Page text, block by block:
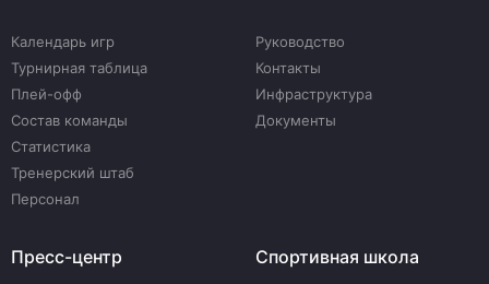
Календарь игр
Турнирная таблица
Плей-офф
Состав команды
Статистика
Тренерский штаб
Персонал
Руководство
Контакты
Инфраструктура
Документы
Пресс-центр Спортивная школа